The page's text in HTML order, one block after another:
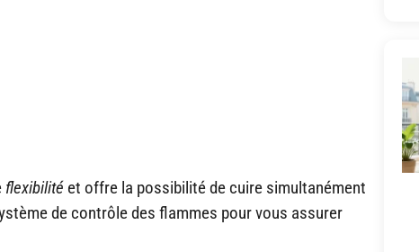
flexibilité et offre la possibilité de cuire simultanément
de contrôle des flammes pour vous assurer